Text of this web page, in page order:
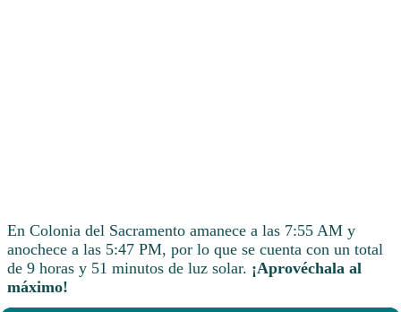
En Colonia del Sacramento amanece a las 7:55 AM y
anochece a las 5:47 PM, por lo que se cuenta con un total
de 9 horas y 51 minutos de luz solar. ¡Aprovéchala al
máximo!